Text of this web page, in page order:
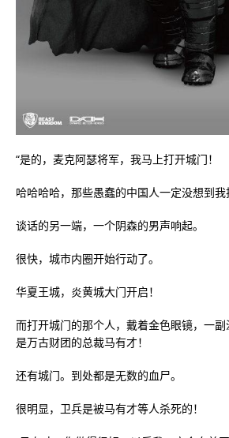
“是的，麦克阿瑟将军，我马上打开城门！
哈哈哈哈，那些愚蠢的中国人一定没想到我
谈话的另一端，一个阴森的男声响起。
很快，城市内圈开始行动了。
华夏王城，炎黄城大门开启！
而打开城门的那个人，戴着金色眼镜，一
是万古财团的总裁马有才！
还有城门。到处都是无数的血尸。
很明显，卫兵是被马有才等人杀死的！